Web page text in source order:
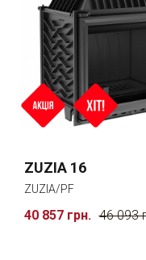
ZUZIA 16
ZUZIA/PF
40 857 грн. 46 093